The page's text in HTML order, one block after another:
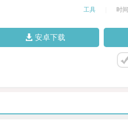
工具 时
安卓下载